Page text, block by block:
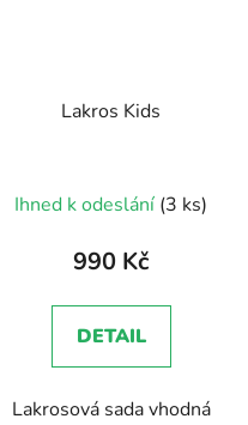
Lakros Kids
Ihned k odeslání (3 ks)
990 Kč
DETAIL
Lakrosová sada vhodná